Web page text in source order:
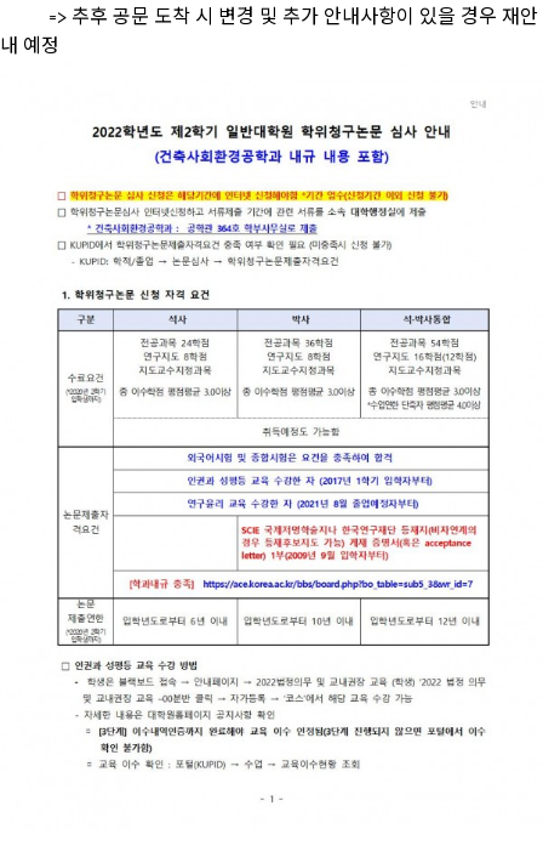
=> 추후 공문 도착 시 변경 및 추가 안내사항이 있을 경우 재안
내 예정